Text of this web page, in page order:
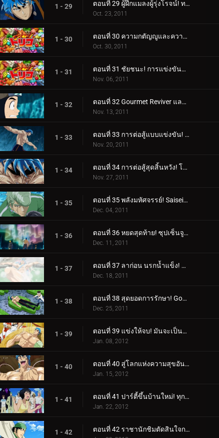
1 - 29 ตอนที่ 29 ผู้ฝึกแมลงผู้รุ่งโรจน์! ทอมมี่ร็อด ปะทะ โทริโกะ!
Oct. 23, 2011
1 - 30 ตอนที่ 30 ความกตัญญูและความภาคภูมิใจ! ช็อตเกลียวเต็มแรงของทาคิมารุ!
Oct. 30, 2011
1 - 31 ตอนที่ 31 ชัยชนะ! การแข่งขันและการโจมตีอย่างสิ้นหวังของทาคิมารุ
Nov. 06, 2011
1 - 32 ตอนที่ 32 Gourmet Reviver และตำแหน่งของซุปในตำนาน!
Nov. 13, 2011
1 - 33 ตอนที่ 33 การต่อสู้แบบแข่งขัน! โทริโกะ ปะทะ ทอมมี่ร็อด ผู้ดุเดือด!
Nov. 20, 2011
1 - 34 ตอนที่ 34 การต่อสู้สุดสิ้นหวัง! โหมดจริงจังระเบิดของ Tommyrod!
Nov. 27, 2011
1 - 35 ตอนที่ 35 พลังมหัศจรรย์! Saiseiya Teppei เข้าร่วมการต่อสู้!
Dec. 04, 2011
1 - 36 ตอนที่ 36 หยดสุดท้าย! ซุปเซ็นจูรี่จะตกไปอยู่ในมือใคร?
Dec. 11, 2011
1 - 37 ตอนที่ 37 ลาก่อน นรกน้ำแข็ง! พลังที่ซ่อนอยู่ของย่าเซทสึ!
Dec. 18, 2011
1 - 38 ตอนที่ 38 สุดยอดการรักษา! Gourmet Reviver มาแล้ว โยซากุ!
Dec. 25, 2011
1 - 39 ตอนที่ 39 แข่งให้จบ! มันจะเป็นการฟื้นฟูของโทริโกะหรือซุปของโคมัตสึ?!
Jan. 08, 2012
1 - 40 ตอนที่ 40 สู่โลกแห่งความสุขอันสูงสุด! ลิ้มรสซุปเซ็นจูรี่!
Jan. 15, 2012
1 - 41 ตอนที่ 41 ปาร์ตี้ขึ้นบ้านใหม่! ทุกคนมารวมตัวกันที่ Sweets House!
Jan. 22, 2012
1 - 42 ตอนที่ 42 ราชานักชิมตัดสินใจการต่อสู้! ค้นหาสุดยอดของหวาน!